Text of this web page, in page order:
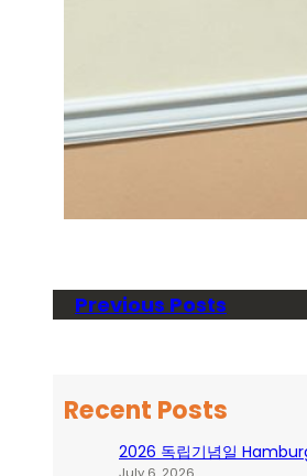
Previous Posts
Recent Posts
2026 독립기념일
July 6, 2026